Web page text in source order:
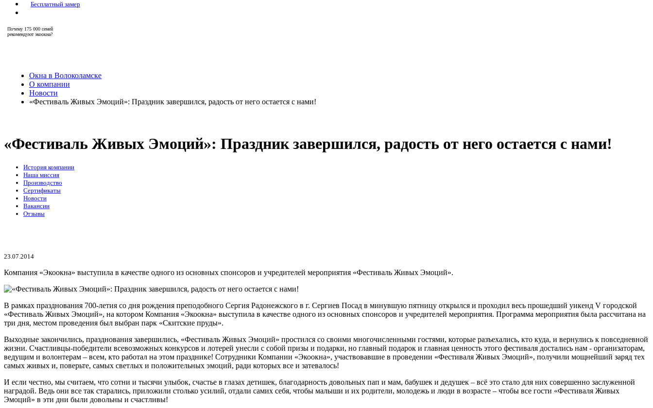
Бесплатный замер
Почему 175 000 семей
рекомендуют экоокна?
Окна в Волоколамске
О компании
Новости
«Фестиваль Живых Эмоций»: Праздник завершился, радость от него остается с нами!
«Фестиваль Живых Эмоций»: Праздник завершился, радость от него остается с нами!
История компании
Наша миссия
Производство
Сертификаты
Новости
Вакансии
Отзывы
23.07.2014
Компания «Экоокна» выступила в качестве одного из основных спонсоров и учредителей мероприятия «Фестиваль Живых Эмоций».
В рамках празднования 700-летия со дня рождения преподобного Сергия Радонежского в г. Сергиев Посад в минувшую пятницу открылся и проходил весь прошедший уикенд V городской
«Фестиваль Живых Эмоций», на котором Компания «Экоокна» выступила в качестве одного из основных спонсоров и учредителей мероприятия. Программа мероприятия была рассчитана на
три дня, местом проведения был выбран парк «Скитские пруды».
Выходные закончились, празднования завершились, «Фестиваль Живых Эмоций» простился со своими многочисленными гостями, которые разъехались, кто куда, и вернулись к повседневной
жизни. Счастливцы-победители всевозможных конкурсов и лотерей унесли с собой призы и подарки, но главный подарок и главная ценность этого фестиваля достались нам - организаторам,
ведущим и волонтерам – всем, кто работал на этом празднике! Сотрудники Компании «Экоокна», участвовавшие в проведении «Фестиваля Живых Эмоций», получили мощнейший заряд тех
самых живых и, поверьте, самых светлых и положительных эмоций, ради которых все и затевалось!
И если честно, мы считаем, что сотни и тысячи улыбок, счастье в глазах детишек, благодарность довольных пап и мам, бабушек и дедушек – всё это стало для них совершенно заслуженной
наградой. Ведь они все так старались, приложили столько усилий, отдали самих себя, чтобы малыши и их родители, молодежь и люди в возрасте – чтобы все гости «Фестиваля Живых
Эмоций» в эти дни были довольны и счастливы!